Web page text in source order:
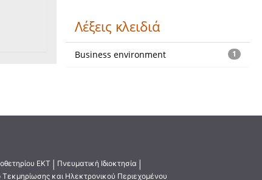
Λέξεις κλειδιά
1
Business environment